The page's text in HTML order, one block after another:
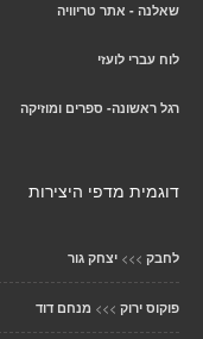
שאלנה - אתר טריוויה
לוח עברי לועזי
רגל ראשונה- ספרים ומוזיקה
דוגמית מדפי היצירות
לחבק >>> יצחק גור
פוקוס ירוק >>> מנחם דוד